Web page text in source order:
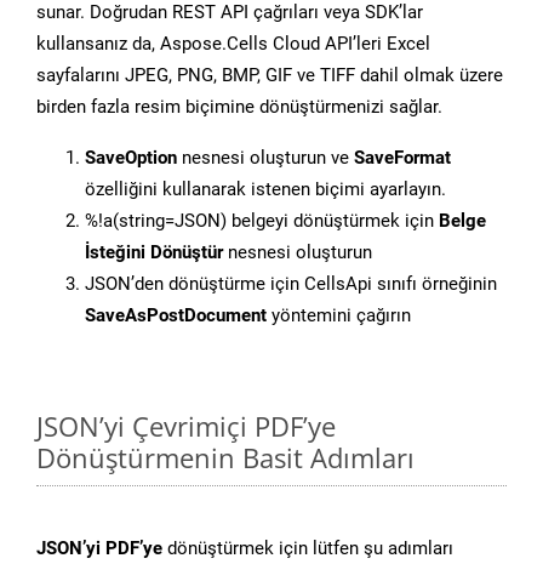
sunar. Doğrudan REST API çağrıları veya SDK’lar
kullansanız da, Aspose.Cells Cloud API’leri Excel
sayfalarını JPEG, PNG, BMP, GIF ve TIFF dahil olmak üzere
birden fazla resim biçimine dönüştürmenizi sağlar.
SaveOption nesnesi oluşturun ve SaveFormat
özelliğini kullanarak istenen biçimi ayarlayın.
%!a(string=JSON) belgeyi dönüştürmek için Belge
İsteğini Dönüştürnesnesi oluşturun
JSON’den dönüştürme için CellsApi sınıfı örneğinin
SaveAsPostDocument yöntemini çağırın
JSON’yi Çevrimiçi PDF’ye
Dönüştürmenin Basit Adımları
JSON’yi PDF’ye dönüştürmek için lütfen şu adımları